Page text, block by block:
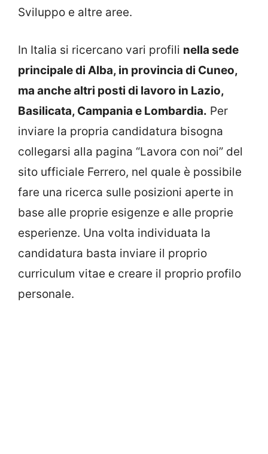
Sviluppo e altre aree.
In Italia si ricercano vari profili nella sede
principale di Alba, in provincia di Cuneo,
ma anche altri posti di lavoro in Lazio,
Basilicata, Campania e Lombardia. Per
inviare la propria candidatura bisogna
collegarsi alla pagina “Lavora con noi” del
sito ufficiale Ferrero, nel quale è possibile
fare una ricerca sulle posizioni aperte in
base alle proprie esigenze e alle proprie
esperienze. Una volta individuata la
candidatura basta inviare il proprio
curriculum vitae e creare il proprio profilo
personale.